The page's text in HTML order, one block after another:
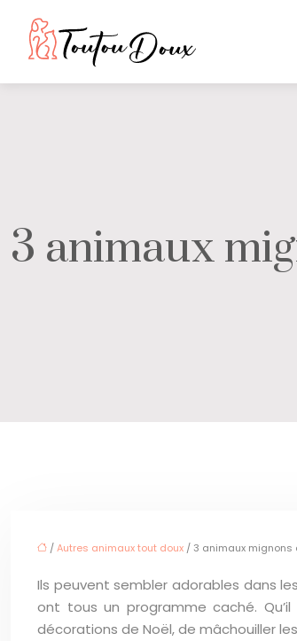
3 animaux
/Autres animaux tout doux / 3 animaux
Ils peuvent sembler adorables dans
ont tous un programme caché.
décorations de Noël, de mâchouiller